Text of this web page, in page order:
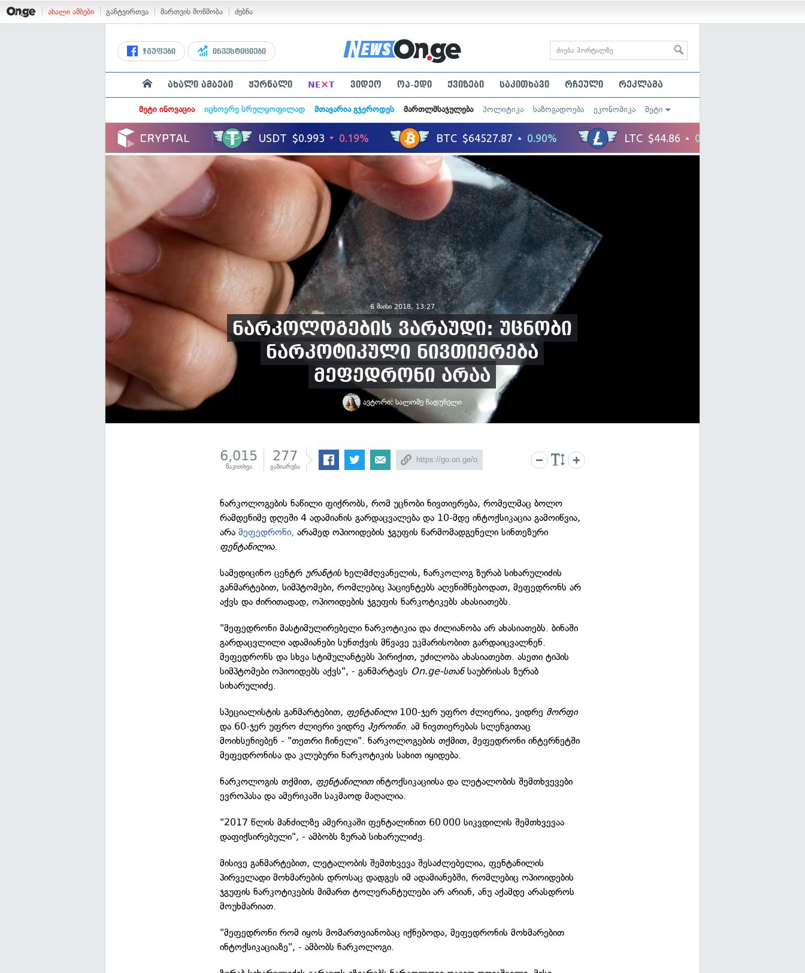
ახალი ამბები განტვირთვა მართვის მოწმობა ძებნა
ჯგუფები ინვესტიციები
ახალი ამბები ჟურნალი NE×T ვიდეო ოპ-ედი ქვიზები საკითხავი რჩეული რეკლამა
მეტი ინოვაცია იცხოვრე სრულყოფილად მთავარია გჯეროდეს მართლმსაჯულება პოლიტიკა საზოგადოება ეკონომიკა მეტი
6 მაისი 2018, 13:27
ნარკოლოგების ვარაუდი: უცნობი
ნარკოტიკული ნივთიერება
მეფედრონი არაა
ავტორი: სალომე ჩადუნელი
6,015
წაკითხვა
277
გაზიარება
ნარკოლოგების ნაწილი ფიქრობს, რომ უცნობი ნივთიერება, რომელმაც ბოლო
რამდენიმე დღეში 4 ადამიანის გარდაცვალება და 10-მდე ინტოქსიკაცია გამოიწვია,
არა მეფედრონი, არამედ ოპიოიდების ჯგუფის წარმომადგენელი სინთეზური
ფენტანილია.
სამედიცინო ცენტრ ურანტისხელმძღვანელის, ნარკოლოგ ზურაბ სიხარულიძის
განმარტებით, სიმპტომები, რომლებიც პაციენტებს აღენიშნებოდათ, მეფედრონს არ
აქვს და ძირითადად, ოპიოიდების ჯგუფის ნარკოტიკებს ახასიათებს.
"მეფედრონი მასტიმულირებელი ნარკოტიკია და ძილიანობა არ ახასიათებს. ბინაში
გარდაცვლილი ადამიანები სუნთქვის მწვავე უკმარისობით გარდაიცვალნენ.
მეფედრონს და სხვა სტიმულანტებს პირიქით, უძილობა ახასიათებთ. ასეთი ტიპის
სიმპტომები ოპიოიდებს აქვს", - განმარტავს On.ge-სთანსაუბრისას ზურაბ
სიხარულიძე.
სპეციალისტის განმარტებით, ფენტანილი100-ჯერ უფრო ძლიერია, ვიდრე მორფი
და 60-ჯერ უფრო ძლიერი ვიდრე ჰეროინი. ამ ნივთიერებას სლენგითაც
მოიხსენიებენ - "თეთრი ჩინელი". ნარკოლოგების თქმით, მეფედრონი ინტერნეტში
მეფედრონისა და კლუბური ნარკოტიკის სახით იყიდება.
ნარკოლოგის თქმით, ფენტანილითინტოქსიკაციისა და ლეტალობის შემთხვევები
ევროპასა და ამერიკაში საკმაოდ მაღალია.
"2017 წლის მანძილზე ამერიკაში ფენტალინით 60 000 სიკვდილის შემთხვევაა
დაფიქსირებული", - ამბობს ზურაბ სიხარულიძე.
მისივე განმარტებით, ლეტალობის შემთხვევა შესაძლებელია, ფენტანილის
პირველადი მოხმარების დროსაც დადგეს იმ ადამიანებში, რომლებიც ოპიოიდების
ჯგუფის ნარკოტიკების მიმართ ტოლერანტულები არ არიან, ანუ აქამდე არასდროს
მოუხმარიათ.
"მეფედრონი რომ იყოს მომართვიანობაც იქნებოდა, მეფედრონის მოხმარებით
ინტოქსიკაციაზე", - ამბობს ნარკოლოგი.